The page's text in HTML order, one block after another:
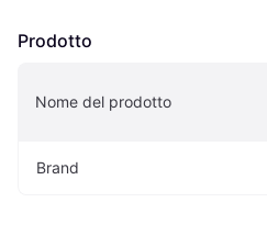
Prodotto
Nome del prodotto
Brand